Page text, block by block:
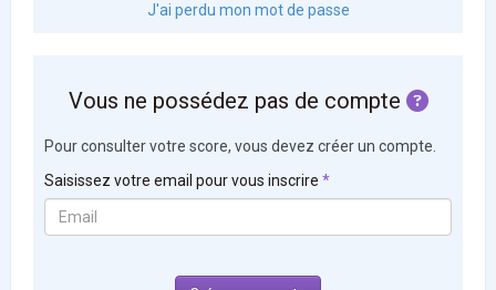
J'ai perdu mon mot de passe
Vous ne possédez pas de compte
Pour consulter votre score, vous devez créer un compte.
Saisissez votre email pour vous inscrire